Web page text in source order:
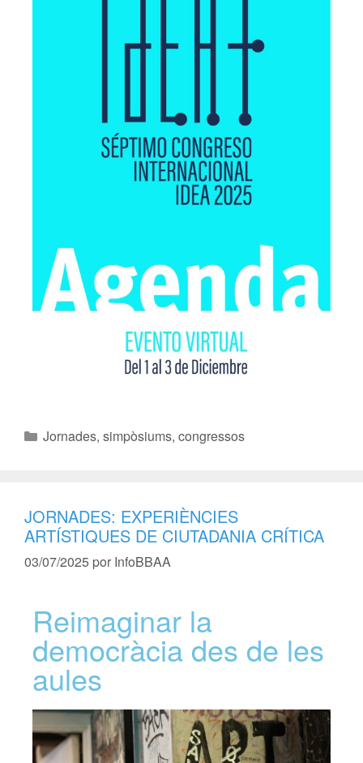
Jornades, simpòsiums, congressos
JORNADES: EXPERIÈNCIES
ARTÍSTIQUES DE CIUTADANIA CRÍTICA
03/07/2025 por InfoBBAA
Reimaginar la
democràcia des de les
aules